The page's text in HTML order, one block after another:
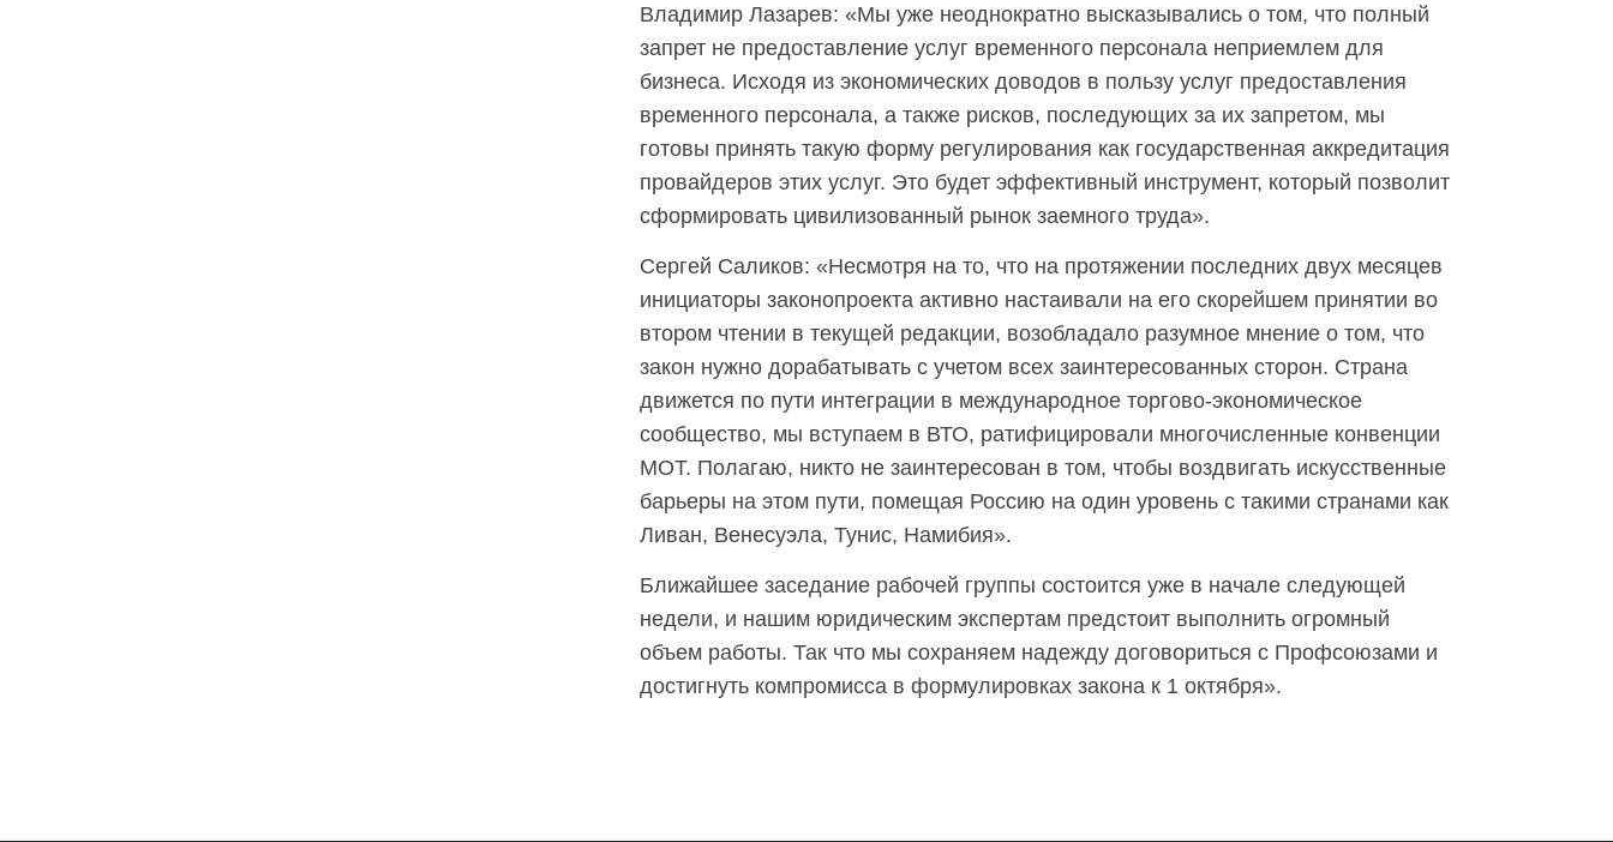
Владимир Лазарев: «Мы уже неоднократно высказывались о том, что полный
запрет не предоставление услуг временного персонала неприемлем для
бизнеса. Исходя из экономических доводов в пользу услуг предоставления
временного персонала, а также рисков, последующих за их запретом, мы
готовы принять такую форму регулирования как государственная аккредитация
провайдеров этих услуг. Это будет эффективный инструмент, который позволит
сформировать цивилизованный рынок заемного труда».
Сергей Саликов: «Несмотря на то, что на протяжении последних двух месяцев
инициаторы законопроекта активно настаивали на его скорейшем принятии во
втором чтении в текущей редакции, возобладало разумное мнение о том, что
закон нужно дорабатывать с учетом всех заинтересованных сторон. Cтрана
движется по пути интеграции в международное торгово-экономическое
сообщество, мы вступаем в ВТО, ратифицировали многочисленные конвенции
МОТ. Полагаю, никто не заинтересован в том, чтобы воздвигать искусственные
барьеры на этом пути, помещая Россию на один уровень с такими странами как
Ливан, Венесуэла, Тунис, Намибия».
Ближайшее заседание рабочей группы состоится уже в начале следующей
недели, и нашим юридическим экспертам предстоит выполнить огромный
объем работы. Так что мы сохраняем надежду договориться с Профсоюзами и
достигнуть компромисса в формулировках закона к 1 октября».